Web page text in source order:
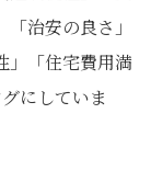
治安の良さ」
」「住宅費用満
にしていま